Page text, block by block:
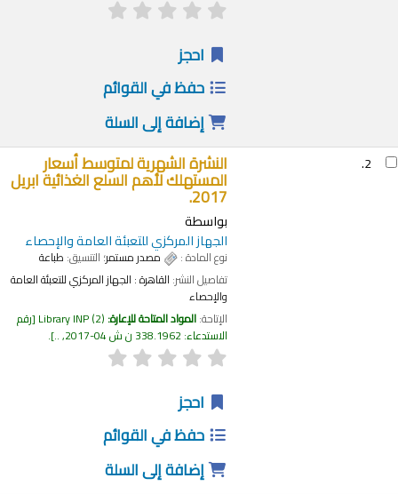
احجز
حفظ في القوائم
إضافة إلى السلة
2. النشرة الشهرية لمتوسط أسعار
المستهلك لأهم السلع الغذائية ابريل
2017.
بواسطة
الجهاز المركزي للتعبئة العامة والإحصاء
نوع المادة : مصدر مستمر؛ التنسيق:طباعة
تفاصيل النشر:القاهرة : الجهاز المركزي للتعبئة العامة
والإحصاء
الإتاحة:المواد المتاحة للإعارة: Library INP(2)
رقم
الاستدعاء:338.1962 ن ش 04-2017, .. .
احجز
حفظ في القوائم
إضافة إلى السلة